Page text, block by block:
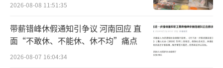
2026-08-08 11:51:35
带薪错峰休假通知引争议 河南回应 直
面“不敢休、不能休、休不均”痛点
2026-08-07 16:04:34